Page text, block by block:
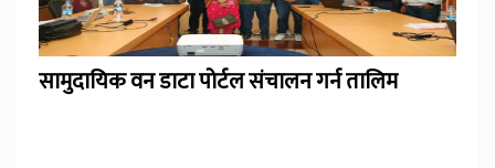
सामुदायिक वन डाटा पोर्टल संचालन गर्न तालिम